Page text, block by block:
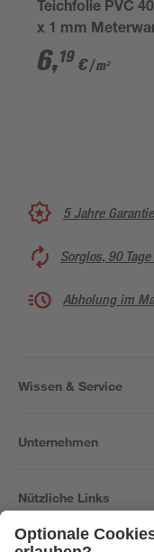
Teichfolie PVC
x 1 mm
6,19 €/ m²
5 Jahre
Sorglos, 90
Abholung im
Wissen & Service
Unternehmen
Nützliche Links